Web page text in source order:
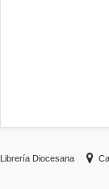
Librería Diocesana